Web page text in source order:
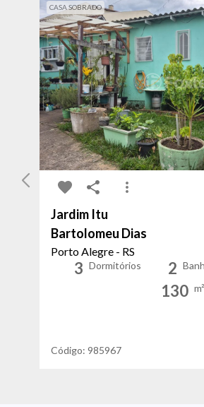
CASA SOBRADO
Jardim Itu
Bartolomeu Dias
Porto Alegre - RS
3 Dormitórios 2
130 m²
Código: 985967